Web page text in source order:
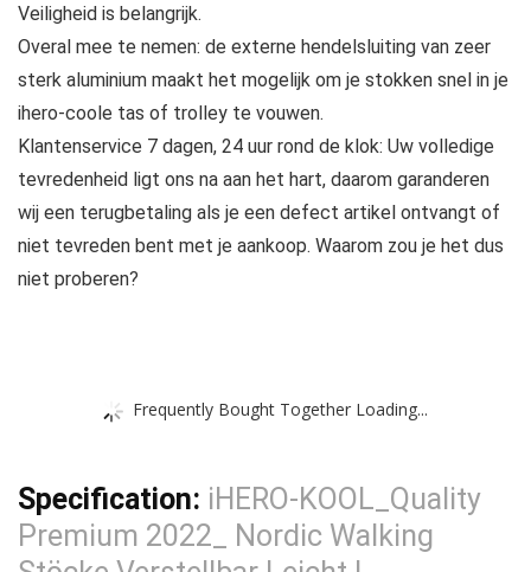
Veiligheid is belangrijk.
Overal mee te nemen: de externe hendelsluiting van zeer
sterk aluminium maakt het mogelijk om je stokken snel in je
ihero-coole tas of trolley te vouwen.
Klantenservice 7 dagen, 24 uur rond de klok: Uw volledige
tevredenheid ligt ons na aan het hart, daarom garanderen
wij een terugbetaling als je een defect artikel ontvangt of
niet tevreden bent met je aankoop. Waarom zou je het dus
niet proberen?
Frequently Bought Together Loading...
Specification: iHERO-KOOL_Quality
Premium 2022_ Nordic Walking